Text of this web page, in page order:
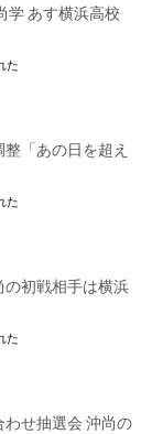
学 あす横浜高校
た
「あの日を超え
た
の初戦相手は横浜
た
せ抽選会 沖尚の